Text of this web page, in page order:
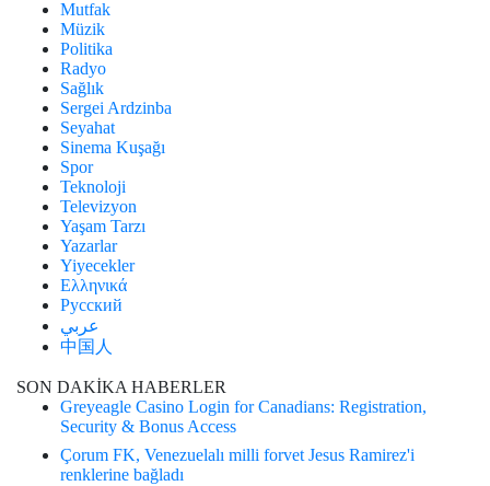
Mutfak
Müzik
Politika
Radyo
Sağlık
Sergei Ardzinba
Seyahat
Sinema Kuşağı
Spor
Teknoloji
Televizyon
Yaşam Tarzı
Yazarlar
Yiyecekler
Ελληνικά
Русский
عربي
中国人
SON DAKİKA HABERLER
Greyeagle Casino Login for Canadians: Registration,
Security & Bonus Access
Çorum FK, Venezuelalı milli forvet Jesus Ramirez'i
renklerine bağladı